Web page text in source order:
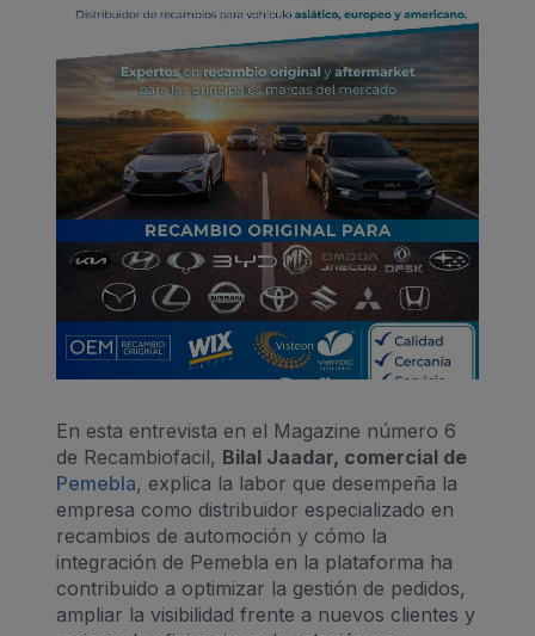
En esta entrevista en el Magazine número 6
de Recambiofacil, Bilal Jaadar, comercial de
Pemebla, explica la labor que desempeña la
empresa como distribuidor especializado en
recambios de automoción y cómo la
integración de Pemebla en la plataforma ha
contribuido a optimizar la gestión de pedidos,
ampliar la visibilidad frente a nuevos clientes y